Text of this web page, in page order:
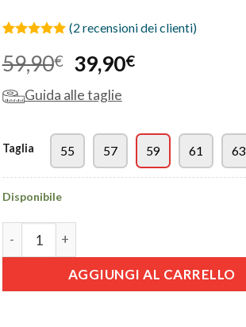
su 5 su
base di
(2 recensioni dei clienti)
59,90€ Il
prezzo
originale
59,90€.
39,90€Il
39,90€.
Guida alle taglie
Taglia 55 57 59 61 63
Disponibile
Berretto Peaky in Lino Tartan quantità
AGGIUNGI AL CARRELLO